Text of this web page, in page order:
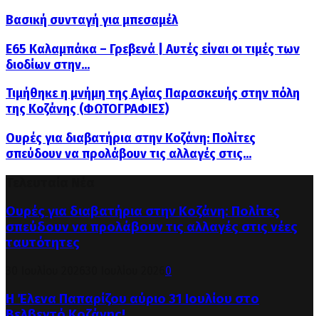
Βασική συνταγή για μπεσαμέλ
Ε65 Καλαμπάκα – Γρεβενά | Αυτές είναι οι τιμές των
διοδίων στην...
Τιμήθηκε η μνήμη της Αγίας Παρασκευής στην πόλη
της Κοζάνης (ΦΩΤΟΓΡΑΦΙΕΣ)
Ουρές για διαβατήρια στην Κοζάνη: Πολίτες
σπεύδουν να προλάβουν τις αλλαγές στις...
Ουρές για διαβατήρια στην Κοζάνη: Πολίτες
σπεύδουν να προλάβουν τις αλλαγές στις νέες
ταυτότητες
0
Η Έλενα Παπαρίζου αύριο 31 Ιουλίου στο